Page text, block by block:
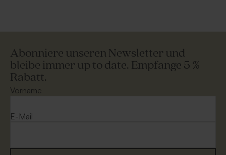
Abonniere unseren Newsletter und
bleibe immer up to date. Empfange 5 %
Rabatt.
Vorname
E-Mail